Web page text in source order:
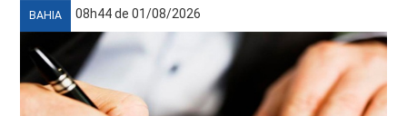
BAHIA 08h44 de 01/08/2026